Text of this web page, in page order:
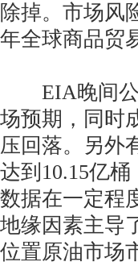
除掉。市场风
年全球商品贸
EIA晚间公
场预期，同时
压回落。另外
达到10.15亿
数据在一定程
地缘因素主导
位置原油市场